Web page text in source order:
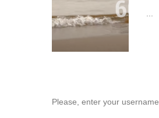
Please, enter your username.